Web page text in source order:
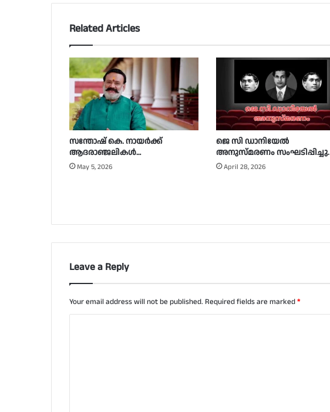
Related Articles
സന്തോഷ് കെ. നായർക്ക്
ആദരാഞ്ജലികൾ…
May 5, 2026
ജെ സി ഡാനിയേൽ
അനുസ്മരണം സംഘടിപ്പിച്ചു.
April 28, 2026
Leave a Reply
Your email address will not be published. Required fields are marked*